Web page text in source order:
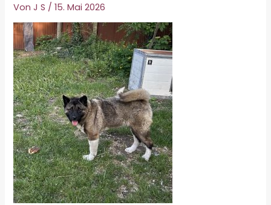
VonJ S /15. Mai 2026